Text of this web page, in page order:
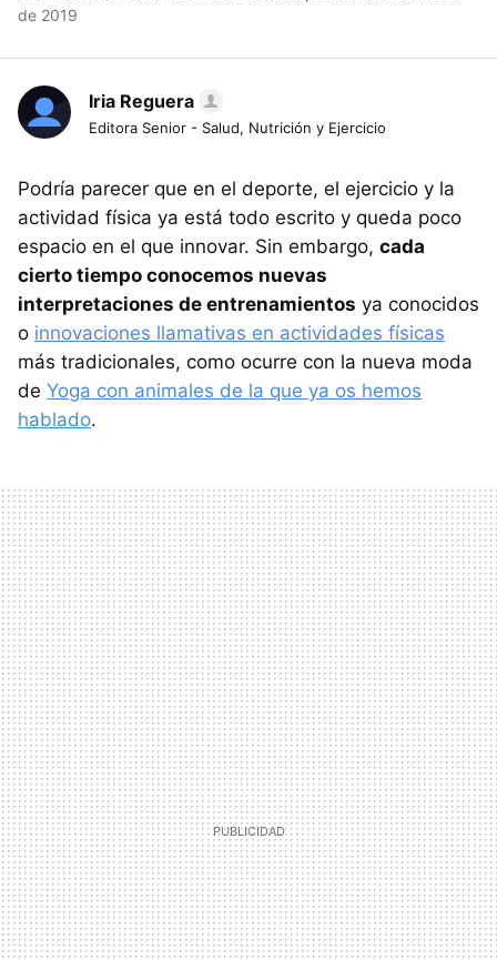
de 2019
Iria Reguera
Editora Senior - Salud, Nutrición y Ejercicio
Podría parecer que en el deporte, el ejercicio y la
actividad física ya está todo escrito y queda poco
espacio en el que innovar. Sin embargo, cada
cierto tiempo conocemos nuevas
interpretaciones de entrenamientos ya conocidos
o innovaciones llamativas en actividades físicas
más tradicionales, como ocurre con la nueva moda
de Yoga con animales de la que ya os hemos
hablado.